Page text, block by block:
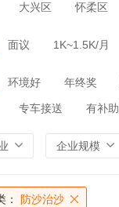
大兴区 怀柔区
面议 1K~1.5K/月
环境好 年终奖
专车接送 有补助
企业规模
： 防沙治沙